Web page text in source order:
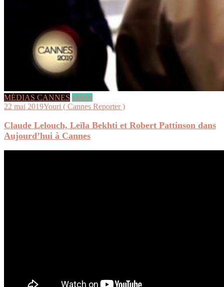
MÉDIAS CANNES videos
22 mai 2019Youri ( Cannes Reporter )
Claude Lelouch, Leïla Bekhti et Robert Pattinson dans
Aujourd’hui à Cannes